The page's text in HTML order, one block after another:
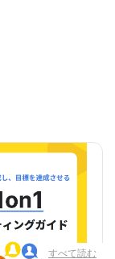
すべて読む